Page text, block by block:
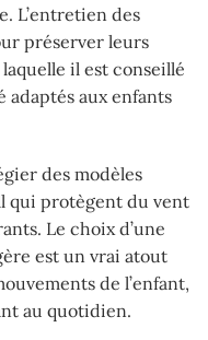
L’entretien des
préserver leurs
il est conseillé
adaptés aux enfants
des modèles
qui protègent du vent
Le choix d’une
est un vrai atout
de l’enfant,
au quotidien.